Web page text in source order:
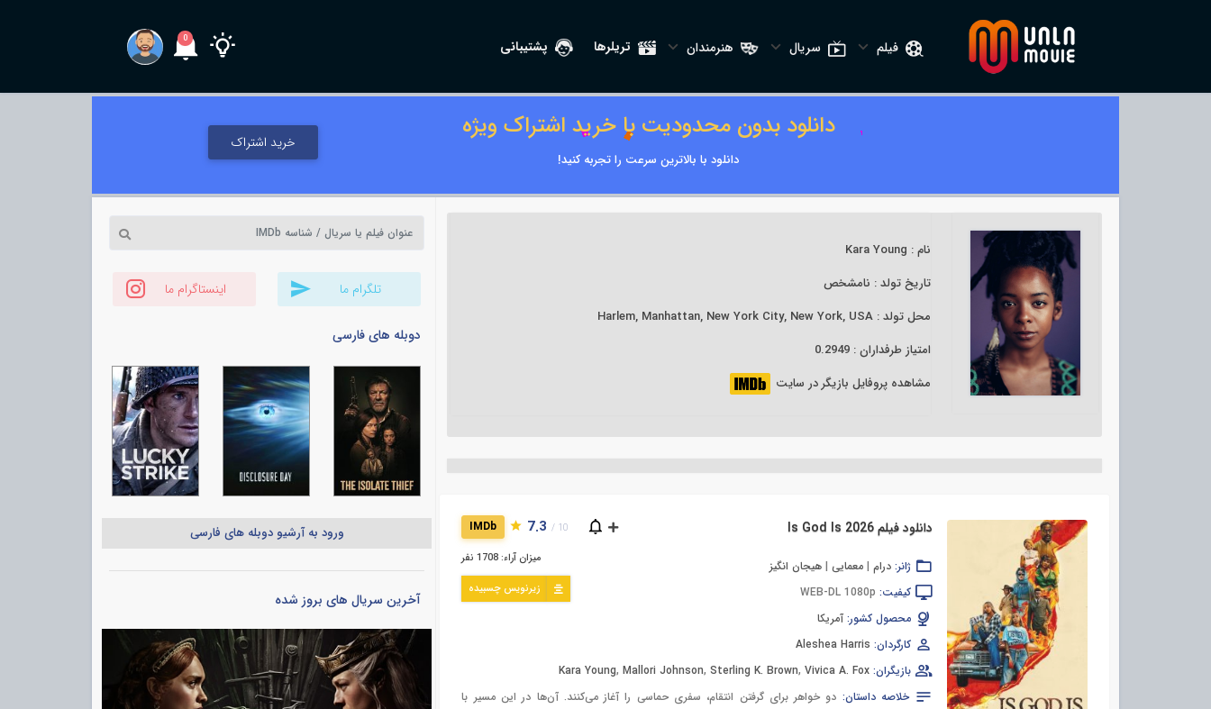
فیلم سریال هنرمندان تریلرها پشتیبانی 0
دانلود بدون محدودیت با خرید اشتراک ویژه
دانلود با بالاترین سرعت را تجربه کنید!
خرید اشتراک
نام : Kara Young
تاریخ تولد : نامشخص
محل تولد : Harlem, Manhattan, New York City, New York, USA
امتیاز طرفداران : 0.2949
مشاهده پروفایل بازیگر در سایت
دانلود فیلم Is God Is 2026 10 /
7.3
IMDb
میزان آراء: 1708 نفر
زیرنویس چسبیده
ژانر: درام| معمایی| هیجان انگیز
کیفیت: WEB-DL 1080p
محصول کشور: آمریکا
کارگردان: Aleshea Harris
بازیگران:
Kara Young,Mallori Johnson,Sterling K. Brown,Vivica A. Fox
خلاصه داستان: دو خواهر برای گرفتن انتقام، سفری حماسی را آغاز می‌کنند. آن‌ها در این مسیر با
تلگرام ما اینستاگرام ما
دوبله های فارسی
ورود به آرشیو دوبله های فارسی
آخرین سریال های بروز شده